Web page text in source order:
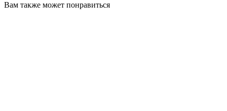
Вам также может понравиться